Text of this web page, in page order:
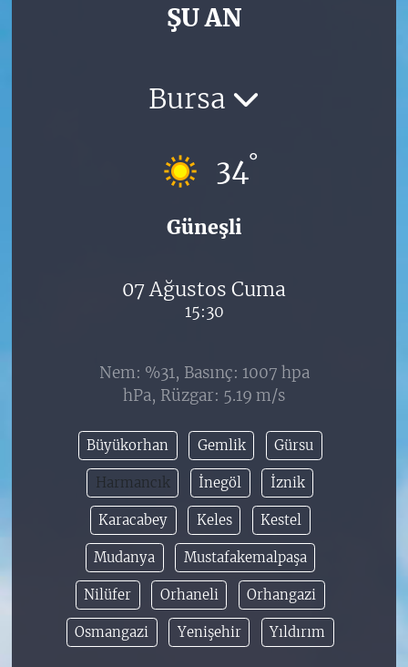
ŞU AN
Bursa
34°
Güneşli
07 Ağustos Cuma
15:30
Nem: %31, Basınç: 1007 hpa
hPa, Rüzgar: 5.19 m/s
Büyükorhan Gemlik Gürsu
Harmancık İnegöl İznik
Karacabey Keles Kestel
Mudanya Mustafakemalpaşa
Nilüfer Orhaneli Orhangazi
Osmangazi Yenişehir Yıldırım